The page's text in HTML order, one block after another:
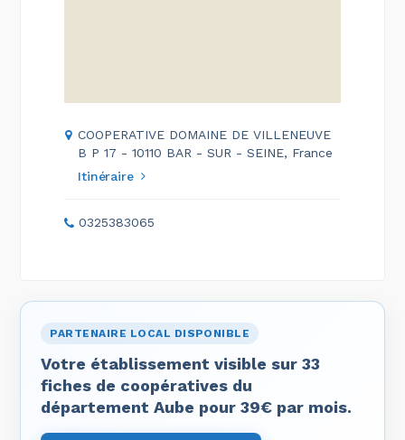
COOPERATIVE DOMAINE DE VILLENEUVE
B P 17 - 10110 BAR - SUR - SEINE, France
Itinéraire
0325383065
PARTENAIRE LOCAL DISPONIBLE
Votre établissement visible sur 33
fiches de coopératives du
département Aube pour 39€ par mois.